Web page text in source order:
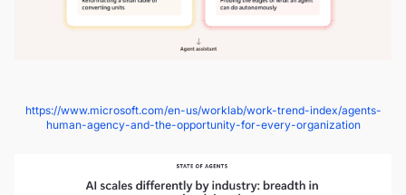
https://www.microsoft.com/en-us/worklab/work-trend-index/agents-
human-agency-and-the-opportunity-for-every-organization